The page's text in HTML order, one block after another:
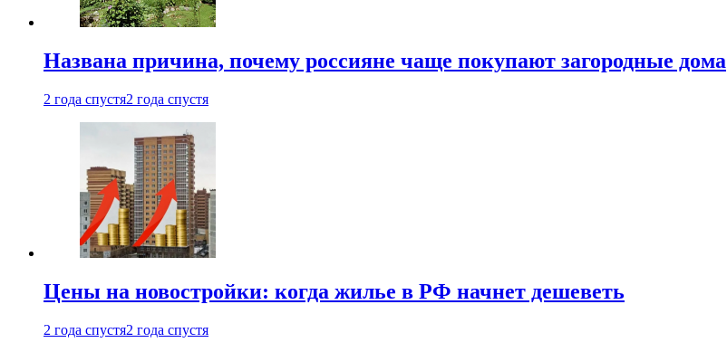
Названа причина, почему россияне чаще покупают загородные дома
2 года спустя2 года спустя
Цены на новостройки: когда жилье в РФ начнет дешеветь
2 года спустя2 года спустя